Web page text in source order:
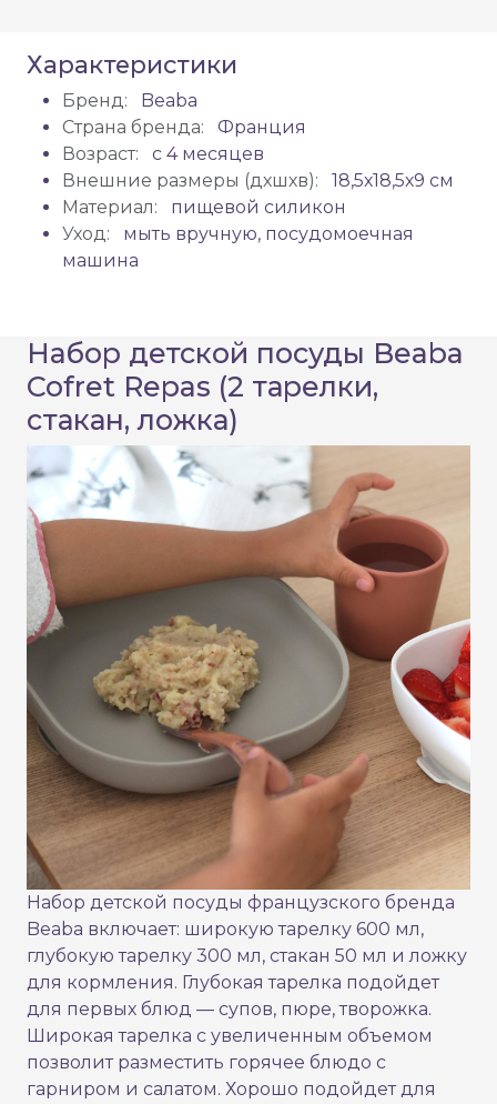
Характеристики
Бренд:
Beaba
Страна бренда:
Франция
Возраст:
с 4 месяцев
Внешние размеры (дхшхв):
18,5х18,5х9 см
Материал:
пищевой силикон
Уход:
мыть вручную, посудомоечная
машина
Набор детской посуды Beaba
Cofret Repas (2 тарелки,
стакан, ложка)
Набор детской посуды французского бренда
Beaba включает: широкую тарелку 600 мл,
глубокую тарелку 300 мл, стакан 50 мл и ложку
для кормления. Глубокая тарелка подойдет
для первых блюд — супов, пюре, творожка.
Широкая тарелка с увеличенным объемом
позволит разместить горячее блюдо с
гарниром и салатом. Хорошо подойдет для